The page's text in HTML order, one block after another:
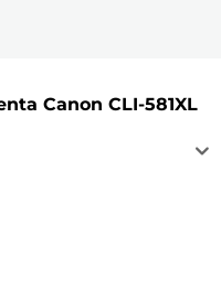
Canon CLI-581XL